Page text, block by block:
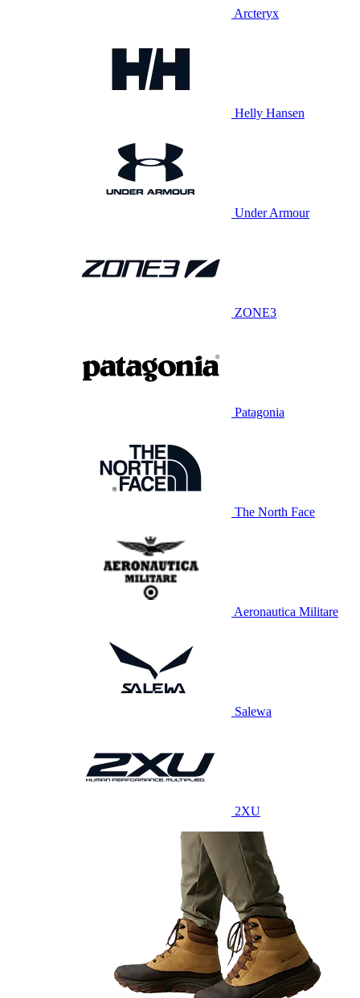
Arcteryx
Helly Hansen
Under Armour
ZONE3
Patagonia
The North Face
Aeronautica Militare
Salewa
2XU